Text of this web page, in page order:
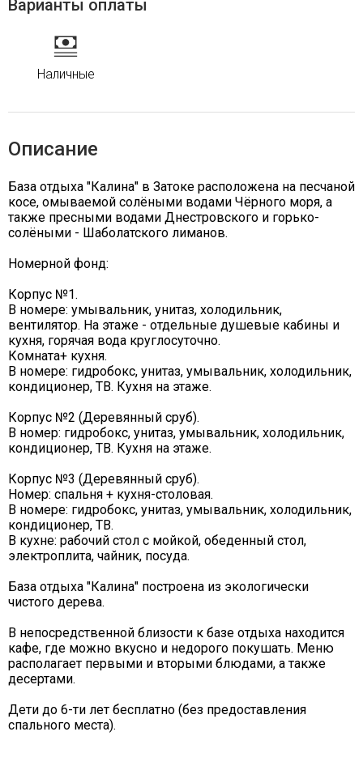
Варианты оплаты
Наличные
Описание
База отдыха "Калина" в Затоке расположена на песчаной
косе, омываемой солёными водами Чёрного моря, а
также пресными водами Днестровского и горько-
солёными - Шаболатского лиманов.
Номерной фонд:
Корпус №1.
В номере: умывальник, унитаз, холодильник,
вентилятор. На этаже - отдельные душевые кабины и
кухня, горячая вода круглосуточно.
Комната+ кухня.
В номере: гидробокс, унитаз, умывальник, холодильник,
кондиционер, ТВ. Кухня на этаже.
Корпус №2 (Деревянный сруб).
В номер: гидробокс, унитаз, умывальник, холодильник,
кондиционер, ТВ. Кухня на этаже.
Корпус №3 (Деревянный сруб).
Номер: спальня + кухня-столовая.
В номере: гидробокс, унитаз, умывальник, холодильник,
кондиционер, ТВ.
В кухне: рабочий стол с мойкой, обеденный стол,
электроплита, чайник, посуда.
База отдыха "Калина" построена из экологически
чистого дерева.
В непосредственной близости к базе отдыха находится
кафе, где можно вкусно и недорого покушать. Меню
располагает первыми и вторыми блюдами, а также
десертами.
Дети до 6-ти лет бесплатно (без предоставления
спального места).